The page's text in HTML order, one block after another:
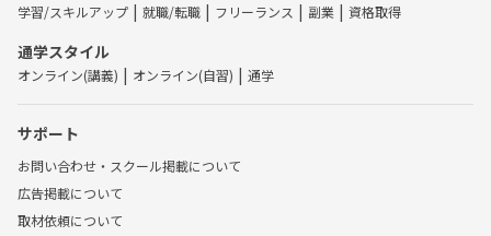
学習/スキルアップ 就職/転職 フリーランス 副業 資格取得
通学スタイル
オンライン(講義) オンライン(自習) 通学
サポート
お問い合わせ・スクール掲載について
広告掲載について
取材依頼について